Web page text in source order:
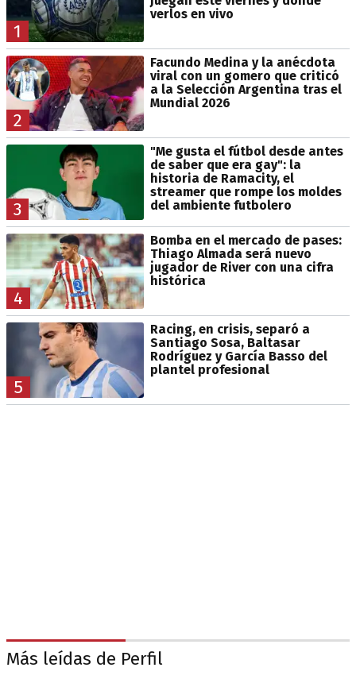
1
verlos en vivo
2
Facundo Medina y la anécdota
viral con un gomero que criticó
a la Selección Argentina tras el
Mundial 2026
3
"Me gusta el fútbol desde antes
de saber que era gay": la
historia de Ramacity, el
streamer que rompe los moldes
del ambiente futbolero
4
Bomba en el mercado de pases:
Thiago Almada será nuevo
jugador de River con una cifra
histórica
5
Racing, en crisis, separó a
Santiago Sosa, Baltasar
Rodríguez y García Basso del
plantel profesional
Más leídas de Perfil